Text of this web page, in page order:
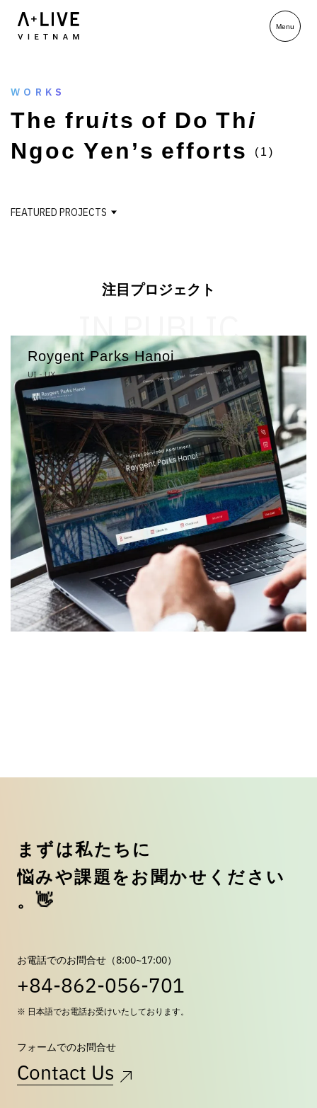
WORKS
The fruits of Do Thi
Ngoc Yen’s efforts (1)
FEATURED PROJECTS
注目プロジェクト
IN PUBLIC
Roygent Parks Hanoi
UI - UX
まずは私た ち に
悩みや課題を お 聞 かせ く だ さ い
。 👋
お電話でのお問合せ（8:00~17:00）
+84-862-056-701
※ 日本語でお電話お受けいたしております。
フォームでのお問合せ
Contact Us